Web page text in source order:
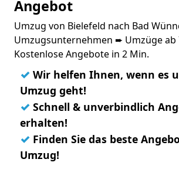
Angebot
Umzug von Bielefeld nach Bad
Umzugsunternehmen ➨ Umzüge ab
Kostenlose Angebote in 2 Min.
✓ Wir helfen Ihnen, wenn es
Umzug geht!
✓ Schnell & unverbindlich
erhalten!
✓ Finden Sie das beste
Umzug!